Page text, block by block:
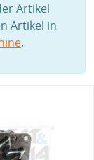
Artikel
Artikel in
.